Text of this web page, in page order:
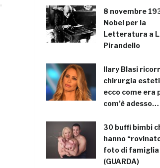
8 novembre
Nobel per la
Letteratura a
Pirandello
Ilary Blasi
chirurgia
ecco come era
com’è adesso…
30 buffi bimbi
hanno
foto di famiglia
(GUARDA)